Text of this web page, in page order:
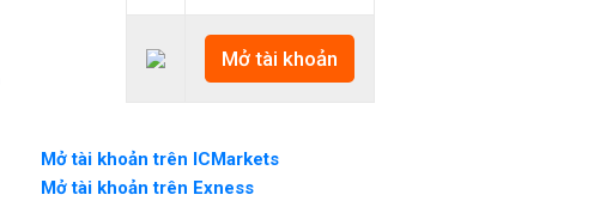
Mở tài khoản
Mở tài khoản trên ICMarkets
Mở tài khoản trên Exness